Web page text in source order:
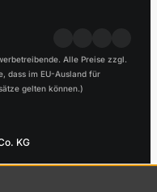
KG
Alle Preise zzgl.
dass im EU-Ausland für
gelten können.)